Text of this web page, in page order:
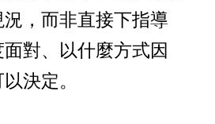
，而非直接下指導
對、以什麼方式因
決定。